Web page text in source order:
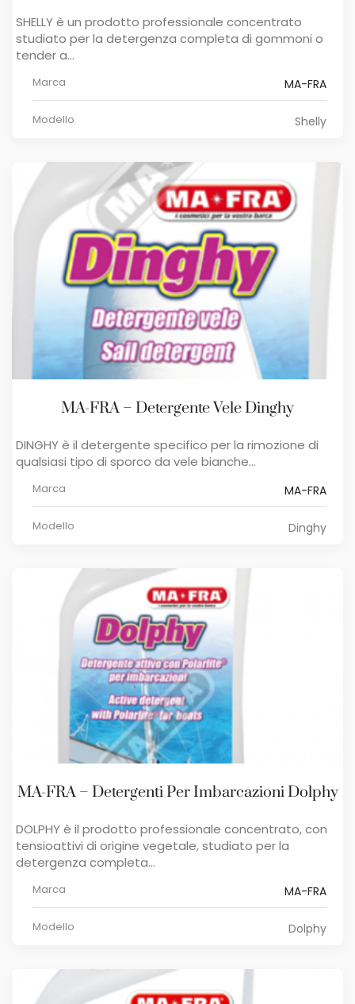
SHELLY è un prodotto professionale concentrato
studiato per la detergenza completa di gommoni o
tender a...
Marca MA-FRA
Modello Shelly
MA-FRA – Detergente Vele Dinghy
DINGHY è il detergente specifico per la rimozione di
qualsiasi tipo di sporco da vele bianche...
Marca MA-FRA
Modello Dinghy
MA-FRA – Detergenti Per Imbarcazioni Dolphy
DOLPHY è il prodotto professionale concentrato, con
tensioattivi di origine vegetale, studiato per la
detergenza completa...
Marca MA-FRA
Modello Dolphy